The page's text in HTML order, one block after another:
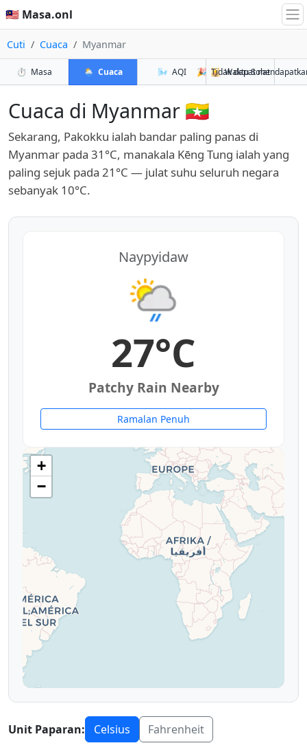
🇲🇾 Masa.onl
Cuti Cuaca Myanmar
⏱️ Masa 🌦️ Cuaca 🌬️ AQI 🕌 Waktu Solat
🎉 Tidak dapat
Cuaca di Myanmar 🇲🇲
Sekarang, Pakokku ialah bandar paling panas di
Myanmar pada 31°C, manakala Kēng Tung ialah yang
paling sejuk pada 21°C — julat suhu seluruh negara
sebanyak 10°C.
Naypyidaw
27°C
Patchy Rain Nearby
Ramalan Penuh
+
−
Unit Paparan: Celsius Fahrenheit